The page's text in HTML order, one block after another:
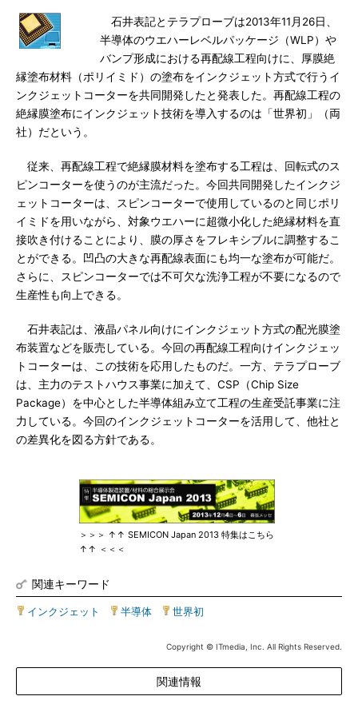
石井表記とテラプローブは2013年11月26日、
半導体のウエハーレベルパッケージ（WLP）や
バンプ形成における再配線工程向けに、厚膜絶
縁塗布材料（ポリイミド）の塗布をインクジェット方式で行うイ
ンクジェットコーターを共同開発したと発表した。再配線工程の
絶縁膜塗布にインクジェット技術を導入するのは「世界初」（両
社）だという。
従来、再配線工程で絶縁膜材料を塗布する工程は、回転式のス
ピンコーターを使うのが主流だった。今回共同開発したインクジ
ェットコーターは、スピンコーターで使用しているのと同じポリ
イミドを用いながら、対象ウエハーに超微小化した絶縁材料を直
接吹き付けることにより、膜の厚さをフレキシブルに調整するこ
とができる。凹凸の大きな再配線表面にも均一な塗布が可能だ。
さらに、スピンコーターでは不可欠な洗浄工程が不要になるので
生産性も向上できる。
石井表記は、液晶パネル向けにインクジェット方式の配光膜塗
布装置などを販売している。今回の再配線工程向けインクジェッ
トコーターは、この技術を応用したものだ。一方、テラプローブ
は、主力のテストハウス事業に加えて、CSP（Chip Size
Package）を中心とした半導体組み立て工程の生産受託事業に注
力している。今回のインクジェットコーターを活用して、他社と
の差異化を図る方針である。
＞＞＞ ↑↑ SEMICON Japan 2013 特集はこちら
↑↑ ＜＜＜
関連キーワード
インクジェット 半導体 世界初
Copyright © ITmedia, Inc. All Rights Reserved.
関連情報